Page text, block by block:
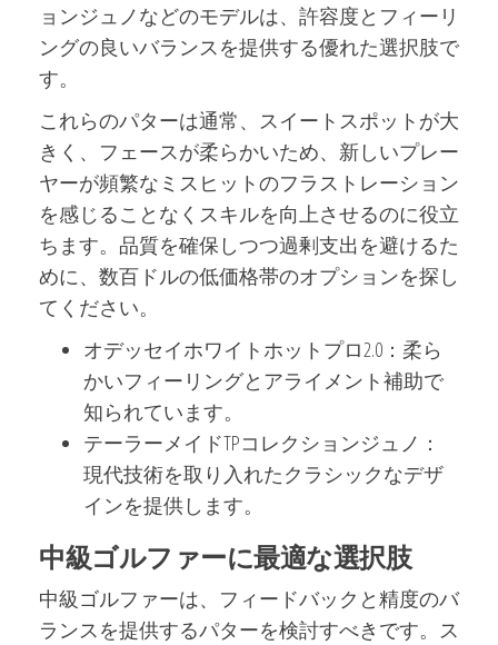
ョンジュノなどのモデルは、許容度とフィーリ
ングの良いバランスを提供する優れた選択肢で
す。
これらのパターは通常、スイートスポットが大
きく、フェースが柔らかいため、新しいプレー
ヤーが頻繁なミスヒットのフラストレーション
を感じることなくスキルを向上させるのに役立
ちます。品質を確保しつつ過剰支出を避けるた
めに、数百ドルの低価格帯のオプションを探し
てください。
オデッセイホワイトホットプロ2.0：柔ら
かいフィーリングとアライメント補助で
知られています。
テーラーメイドTPコレクションジュノ：
現代技術を取り入れたクラシックなデザ
インを提供します。
中級ゴルファーに最適な選択肢
中級ゴルファーは、フィードバックと精度のバ
ランスを提供するパターを検討すべきです。ス